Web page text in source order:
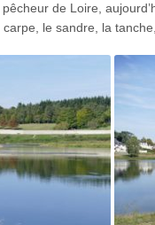
de Loire,
le sandre, la